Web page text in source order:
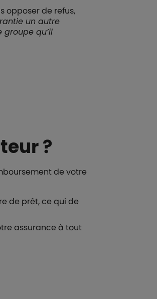
opposer de refus,
un autre
qu’il
?
de votre
de prêt, ce qui de
assurance à tout